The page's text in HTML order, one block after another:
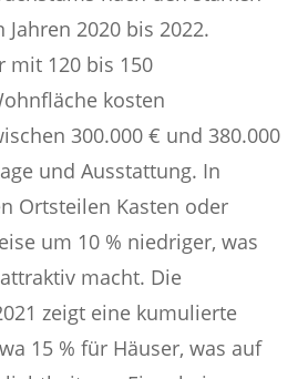
2020 bis 2022.
mit 120 bis 150
kosten
300.000 € und 380.000
und Ausstattung. In
Ortsteilen Kasten oder
um 10 % niedriger, was
macht. Die
zeigt eine kumulierte
15 % für Häuser, was auf